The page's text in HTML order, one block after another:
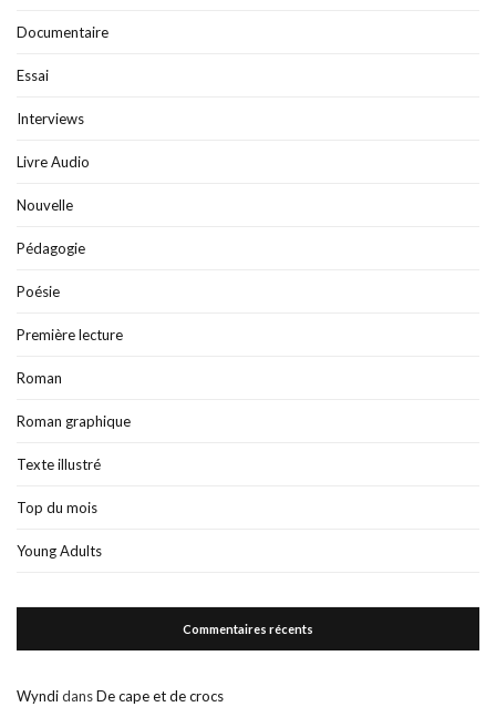
Documentaire
Essai
Interviews
Livre Audio
Nouvelle
Pédagogie
Poésie
Première lecture
Roman
Roman graphique
Texte illustré
Top du mois
Young Adults
Commentaires récents
WyndidansDe cape et de crocs